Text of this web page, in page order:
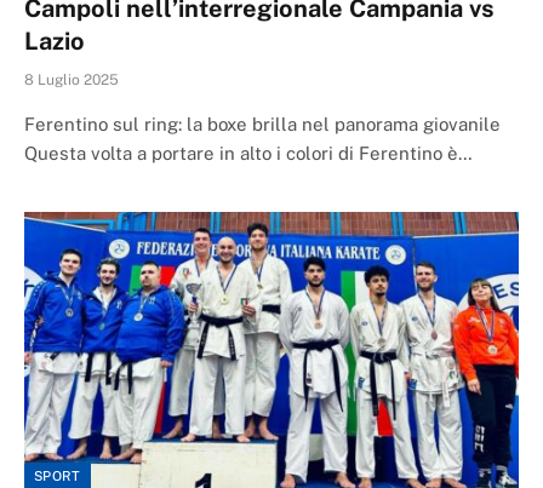
Campoli nell’interregionale Campania vs
Lazio
8 Luglio 2025
Ferentino sul ring: la boxe brilla nel panorama giovanile
Questa volta a portare in alto i colori di Ferentino è…
SPORT